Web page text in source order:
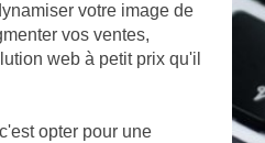
votre image de
vos ventes,
web à petit prix qu'il
opter pour une